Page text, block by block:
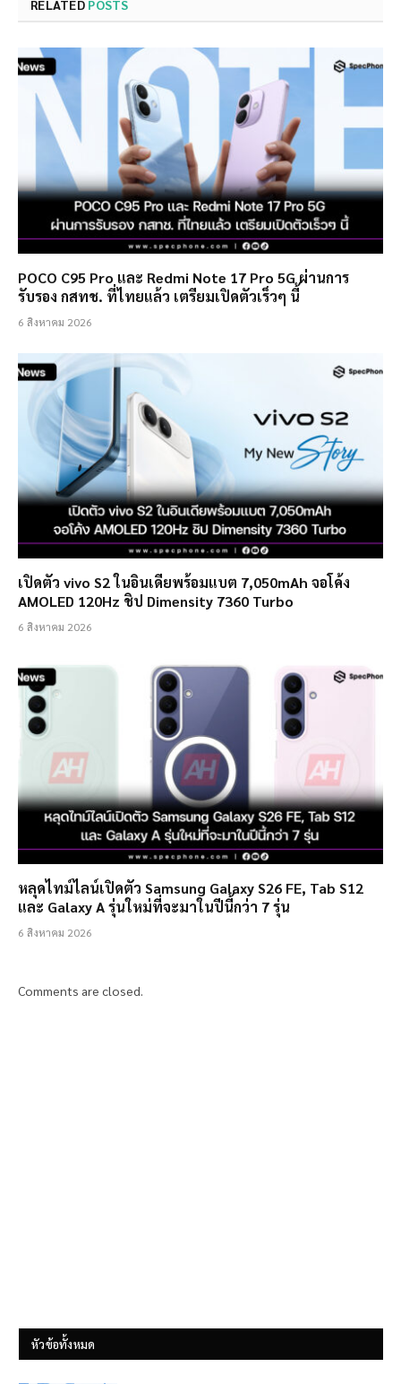
RELATED POSTS
POCO C95 Pro และ Redmi Note 17 Pro 5G ผ่านการ
รับรอง กสทช. ที่ไทยแล้ว เตรียมเปิดตัวเร็วๆ นี้
6 สิงหาคม 2026
เปิดตัว vivo S2 ในอินเดียพร้อมแบต 7,050mAh จอโค้ง
AMOLED 120Hz ชิป Dimensity 7360 Turbo
6 สิงหาคม 2026
หลุดไทม์ไลน์เปิดตัว Samsung Galaxy S26 FE, Tab S12
และ Galaxy A รุ่นใหม่ที่จะมาในปีนี้กว่า 7 รุ่น
6 สิงหาคม 2026
Comments are closed.
หัวข้อทั้งหมด